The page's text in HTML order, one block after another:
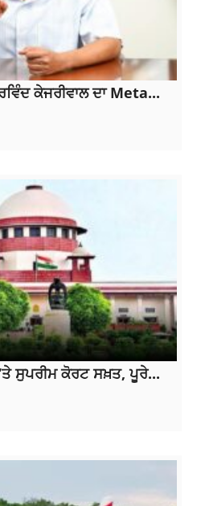
ਕੇਜਰੀਵਾਲ ਦਾ Meta...
ਸੁਪਰੀਮ ਕੋਰਟ ਸਖ਼ਤ, ਪੂਰੇ...